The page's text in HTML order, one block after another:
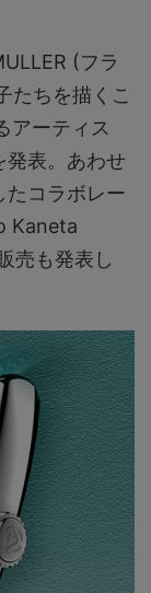
(フラ
たちを描くこ
アーティス
発表。あわせ
たコラボレー
Kaneta
売も発表し